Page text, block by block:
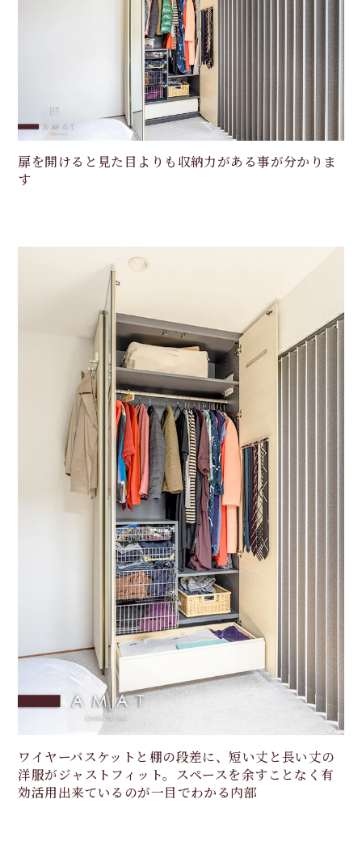
扉を開けると見た目よりも収納力がある事が分かりま
す
ワイヤーバスケットと棚の段差に、短い丈と長い丈の
洋服がジャストフィット。スペースを余すことなく有
効活用出来ているのが一目でわかる内部